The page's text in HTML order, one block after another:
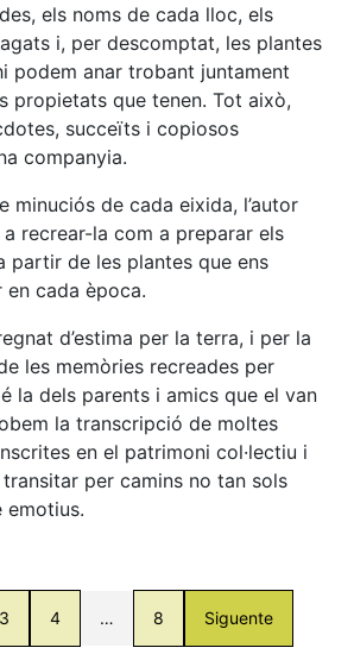
els noms de cada lloc, els
i, per descomptat, les plantes
podem anar trobant juntament
propietats que tenen. Tot això,
succeïts i copiosos
companyia.
minuciós de cada eixida, l’autor
recrear-la com a preparar els
partir de les plantes que ens
en cada època.
d’estima per la terra, i per la
les memòries recreades per
la dels parents i amics que el van
la transcripció de moltes
en el patrimoni col·lectiu i
per camins no tan sols
emotius.
3 4 … 8 Siguente